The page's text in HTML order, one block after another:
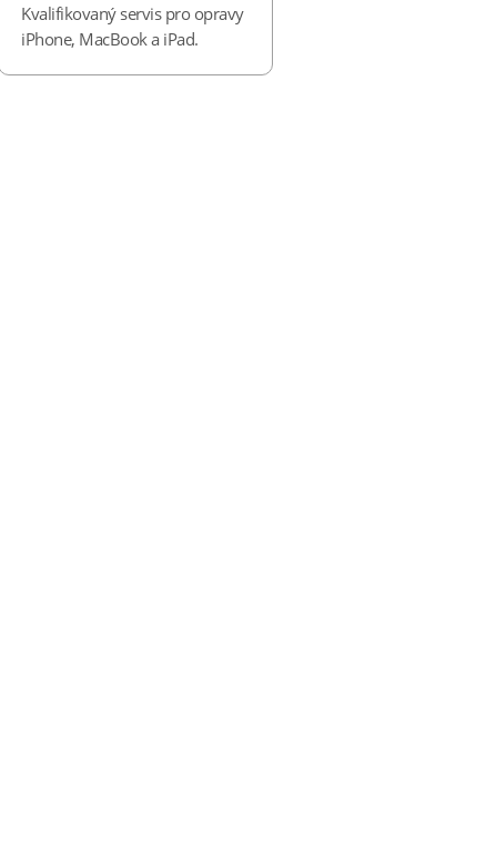
Kvalifikovaný servis pro opravy
iPhone, MacBook a iPad.